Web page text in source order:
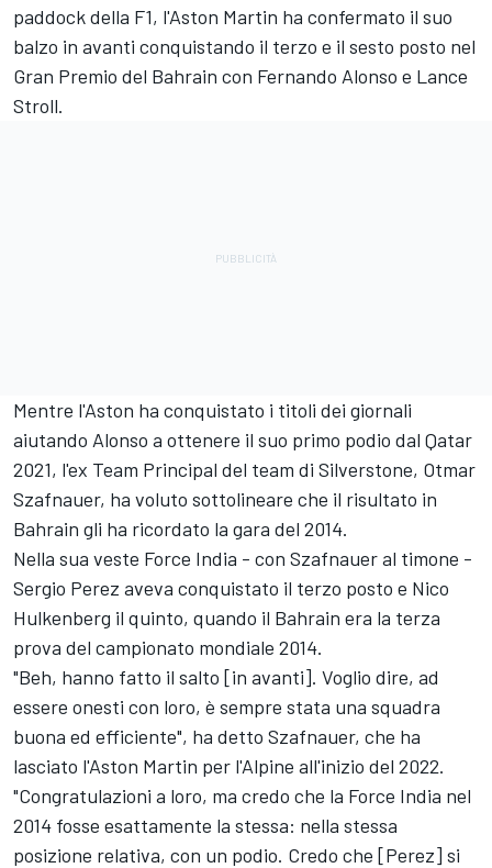
paddock della F1, l'Aston Martin ha confermato il suo
balzo in avanti conquistando il terzo e il sesto posto nel
Gran Premio del Bahrain con Fernando Alonso e Lance
Stroll.
Mentre l'Aston ha conquistato i titoli dei giornali
aiutando Alonso a ottenere il suo primo podio dal Qatar
2021, l'ex Team Principal del team di Silverstone, Otmar
Szafnauer, ha voluto sottolineare che il risultato in
Bahrain gli ha ricordato la gara del 2014.
Nella sua veste Force India - con Szafnauer al timone -
Sergio Perez aveva conquistato il terzo posto e Nico
Hulkenberg il quinto, quando il Bahrain era la terza
prova del campionato mondiale 2014.
"Beh, hanno fatto il salto [in avanti]. Voglio dire, ad
essere onesti con loro, è sempre stata una squadra
buona ed efficiente", ha detto Szafnauer, che ha
lasciato l'Aston Martin per l'Alpine all'inizio del 2022.
"Congratulazioni a loro, ma credo che la Force India nel
2014 fosse esattamente la stessa: nella stessa
posizione relativa, con un podio. Credo che [Perez] si